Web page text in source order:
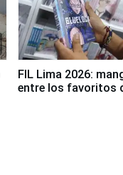
FIL Lima 2026:
entre los favoritos